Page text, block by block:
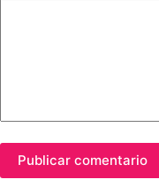
Publicar comentario